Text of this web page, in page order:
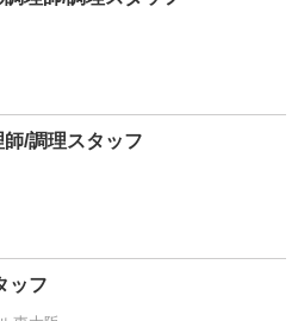
/調理スタッフ
ッフ